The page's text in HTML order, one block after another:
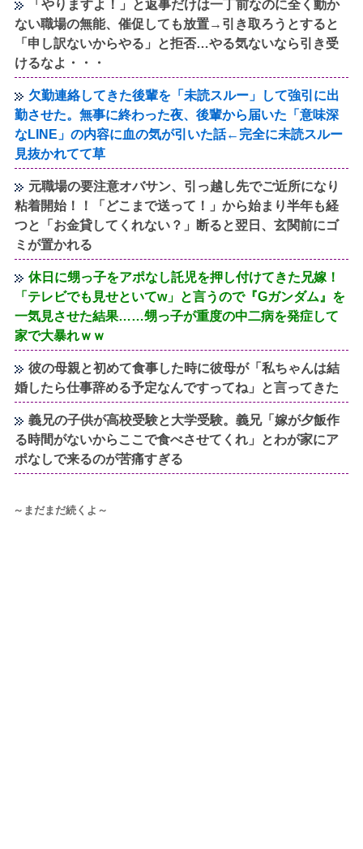
「やりますよ！」と返事だけは一丁前なのに全く動か
ない職場の無能、催促しても放置→引き取ろうとすると
「申し訳ないからやる」と拒否…やる気ないなら引き受
けるなよ・・・
欠勤連絡してきた後輩を「未読スルー」して強引に出
勤させた。無事に終わった夜、後輩から届いた「意味深
なLINE」の内容に血の気が引いた話←完全に未読スルー
見抜かれてて草
元職場の要注意オバサン、引っ越し先でご近所になり
粘着開始！！「どこまで送って！」から始まり半年も経
つと「お金貸してくれない？」断ると翌日、玄関前にゴ
ミが置かれる
休日に甥っ子をアポなし託児を押し付けてきた兄嫁！
「テレビでも見せといてw」と言うので『Gガンダム』を
一気見させた結果……甥っ子が重度の中二病を発症して
家で大暴れｗｗ
彼の母親と初めて食事した時に彼母が「私ちゃんは結
婚したら仕事辞める予定なんですってね」と言ってきた
義兄の子供が高校受験と大学受験。義兄「嫁が夕飯作
る時間がないからここで食べさせてくれ」とわが家にア
ポなしで来るのが苦痛すぎる
～まだまだ続くよ～